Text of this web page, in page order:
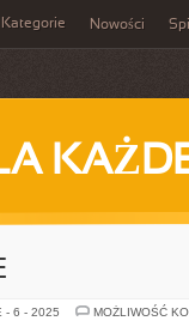
Kategorie Nowości
- 6 - 2025
MOŻLIWOŚĆ